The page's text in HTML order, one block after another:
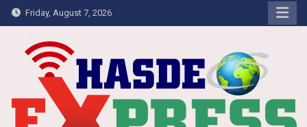
Skip
to
content
Friday, August 7, 2026